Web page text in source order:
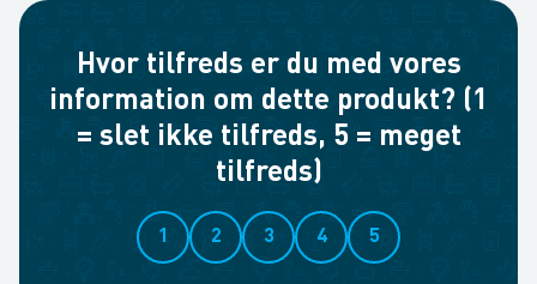
Hvor tilfreds er du med vores
information om dette produkt? (1
= slet ikke tilfreds, 5 = meget
tilfreds)
1 2 3 4 5